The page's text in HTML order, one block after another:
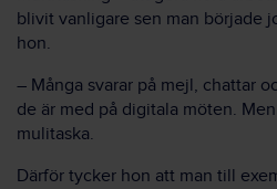
blivit vanligare sen man började
hon.
– Många svarar på mejl, chattar
de är med på digitala möten.
mulitaska.
Därför tycker hon att man till